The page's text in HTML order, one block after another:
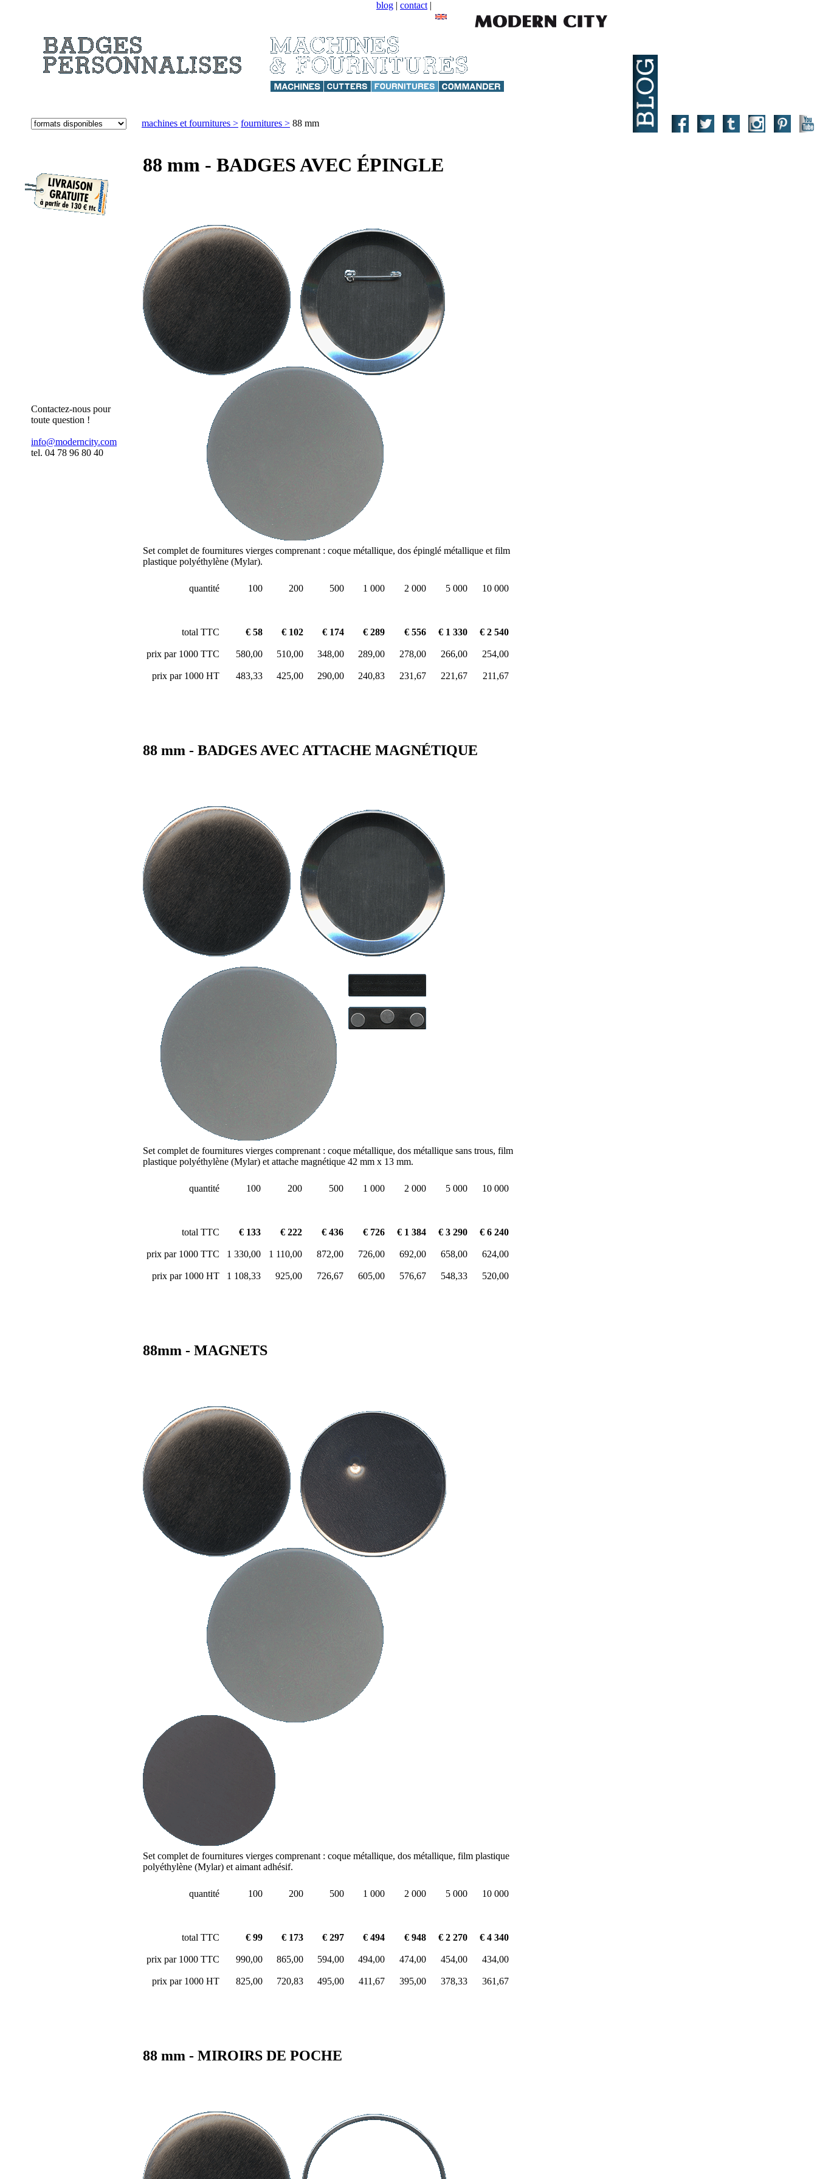
blog | contact |
Contactez-nous pour
toute question !
info@moderncity.com
tel. 04 78 96 80 40
machines et fournitures > fournitures > 88 mm
88 mm - BADGES AVEC ÉPINGLE
Set complet de fournitures vierges comprenant : coque métallique, dos épinglé métallique et film
plastique polyéthylène (Mylar).
quantité 100 200 500 1 000 2 000 5 000 10 000
total TTC € 58 € 102 € 174 € 289 € 556 € 1 330 € 2 540
prix par 1000 TTC 580,00 510,00 348,00 289,00 278,00 266,00 254,00
prix par 1000 HT 483,33 425,00 290,00 240,83 231,67 221,67 211,67
88 mm - BADGES AVEC ATTACHE MAGNÉTIQUE
Set complet de fournitures vierges comprenant : coque métallique, dos métallique sans trous, film
plastique polyéthylène (Mylar) et attache magnétique 42 mm x 13 mm.
quantité 100 200 500 1 000 2 000 5 000 10 000
total TTC € 133 € 222 € 436 € 726 € 1 384 € 3 290 € 6 240
prix par 1000 TTC 1 330,00 1 110,00 872,00 726,00 692,00 658,00 624,00
prix par 1000 HT 1 108,33 925,00 726,67 605,00 576,67 548,33 520,00
88mm - MAGNETS
Set complet de fournitures vierges comprenant : coque métallique, dos métallique, film plastique
polyéthylène (Mylar) et aimant adhésif.
quantité 100 200 500 1 000 2 000 5 000 10 000
total TTC € 99 € 173 € 297 € 494 € 948 € 2 270 € 4 340
prix par 1000 TTC 990,00 865,00 594,00 494,00 474,00 454,00 434,00
prix par 1000 HT 825,00 720,83 495,00 411,67 395,00 378,33 361,67
88 mm - MIROIRS DE POCHE